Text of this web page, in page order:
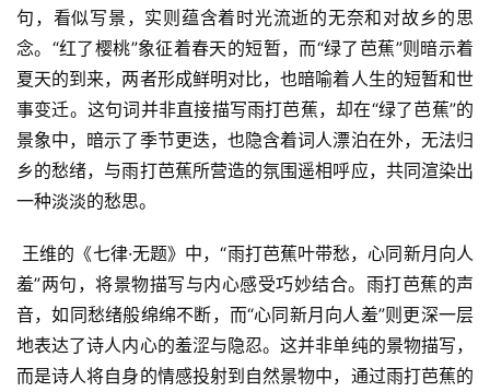
句，看似写景，实则蕴含着时光流逝的无奈和对故乡的思
念。“红了樱桃”象征着春天的短暂，而“绿了芭蕉”则暗示着
夏天的到来，两者形成鲜明对比，也暗喻着人生的短暂和世
事变迁。这句词并非直接描写雨打芭蕉，却在“绿了芭蕉”的
景象中，暗示了季节更迭，也隐含着词人漂泊在外，无法归
乡的愁绪，与雨打芭蕉所营造的氛围遥相呼应，共同渲染出
一种淡淡的愁思。
羞”两句，将景物描写与内心感受巧妙结合。雨打芭蕉的声
音，如同愁绪般绵绵不断，而“心同新月向人羞”则更深一层
地表达了诗人内心的羞涩与隐忍。这并非单纯的景物描写，
而是诗人将自身的情感投射到自然景物中，通过雨打芭蕉的